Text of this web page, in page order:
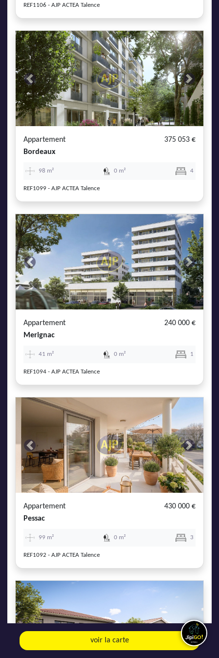
REF1106 - AJP ACTEA Talence
Previous Next
Appartement
375 053 €
Bordeaux
98 m² 0 m² 4
REF1099 - AJP ACTEA Talence
Previous Next
Appartement
240 000 €
Merignac
41 m² 0 m² 1
REF1094 - AJP ACTEA Talence
Previous Next
Appartement
430 000 €
Pessac
99 m² 0 m² 3
REF1092 - AJP ACTEA Talence
Next
voir la carte